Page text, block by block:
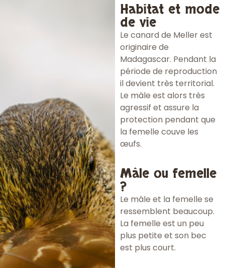
Habitat et mode
de vie
Le canard de Meller est
originaire de
Madagascar. Pendant la
période de reproduction
il devient très territorial.
Le mâle est alors très
agressif et assure la
protection pendant que
la femelle couve les
œufs.
Mâle ou femelle
?
Le mâle et la femelle se
ressemblent beaucoup.
La femelle est un peu
plus petite et son bec
est plus court.